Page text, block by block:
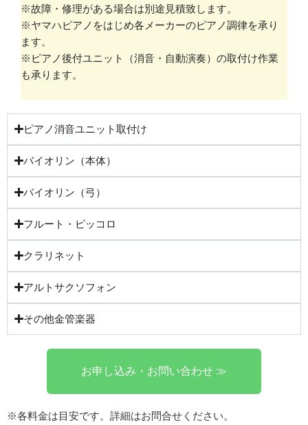
※故障・修理がある場合は別途見積致します。
※ヤマハピアノをはじめ各メーカーのピアノ調律を承り
ます。
※ピアノ後付ユニット（消音・自動演奏）の取付け作業
も承ります。
ピアノ消音ユニット取付け
バイオリン（本体）
バイオリン（弓）
フルート・ピッコロ
クラリネット
アルトサクソフォン
その他金管楽器
お申し込み・お問い合わせ ≫
※各料金は目安です。詳細はお問合せください。